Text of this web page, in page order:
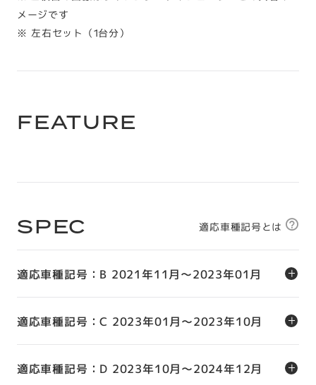
メージです
※ 左右セット（1台分）
FEATURE
SPEC 適応車種記号とは
適応車種記号：B 2021年11月～2023年01月
適応車種記号：C 2023年01月～2023年10月
適応車種記号：D 2023年10月～2024年12月